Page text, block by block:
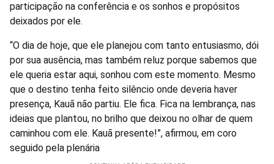
participação na conferência e os sonhos e propósitos
deixados por ele.
“O dia de hoje, que ele planejou com tanto entusiasmo, dói
por sua ausência, mas também reluz porque sabemos que
ele queria estar aqui, sonhou com este momento. Mesmo
que o destino tenha feito silêncio onde deveria haver
presença, Kauã não partiu. Ele fica. Fica na lembrança, nas
ideias que plantou, no brilho que deixou no olhar de quem
caminhou com ele. Kauã presente!”, afirmou, em coro
seguido pela plenária